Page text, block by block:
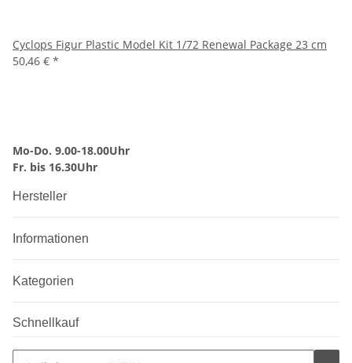
Cyclops Figur Plastic Model Kit 1/72 Renewal Package 23 cm
50,46 € *
Mo-Do. 9.00-18.00Uhr
Fr. bis 16.30Uhr
Hersteller
Informationen
Kategorien
Schnellkauf